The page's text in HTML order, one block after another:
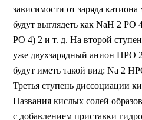
зависимости от заряда
будут выглядеть как NaH 2
РО 4) 2 и т. д. На второй
уже двухзарядный анион
будут иметь такой вид: Na 2
Третья ступень диссоциации
Названия кислых солей
с добавлением приставки